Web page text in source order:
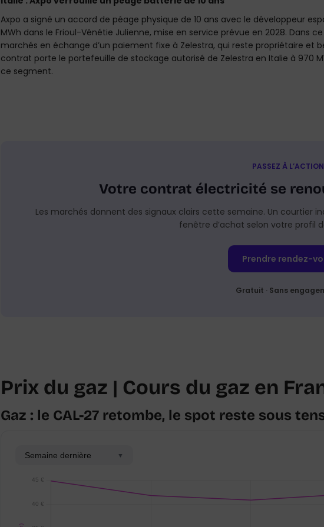
Axpo a signé un accord de péage physique de 10 ans avec le développeur
MWh dans le Frioul-Vénétie Julienne, mise en service prévue en 2028. Dans
marchés en échange d’un paiement fixe à Zelestra, qui reste propriétaire et
contrat porte le portefeuille de stockage autorisé de Zelestra en Italie à 970
ce segment.
PASSEZ À L’ACTION
Votre contrat électricité se
Les marchés donnent des signaux clairs cette semaine. Un courtier
fenêtre d’achat selon votre profil
Prendre rendez-
Gratuit · Sans
Prix du gaz | Cours du gaz en
Gaz : le CAL-27 retombe, le spot reste sous
Semaine dernière ▼